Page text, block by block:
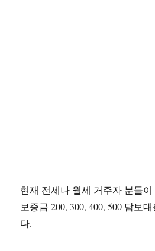
현재 전세나 월세 거주자 분들
보증금 200, 300, 400, 500 담보
다.